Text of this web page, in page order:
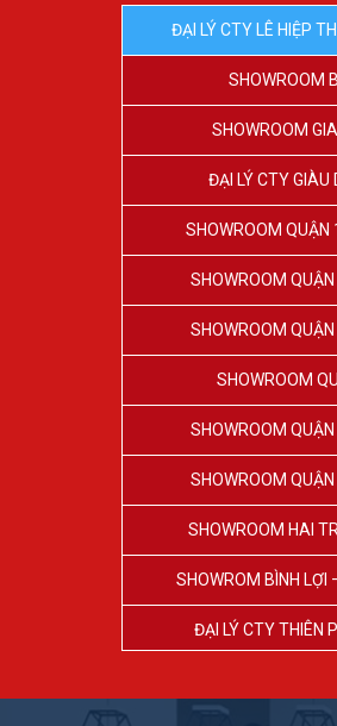
ĐẠI LÝ CTY LÊ HIỆP
SHOWROOM
SHOWROOM
ĐẠI LÝ CTY GIÀU
SHOWROOM QUẬN
SHOWROOM
SHOWROOM
SHOWROOM
SHOWROOM
SHOWROOM
SHOWROOM HAI
SHOWROM BÌNH LỢI
ĐẠI LÝ CTY THIÊN